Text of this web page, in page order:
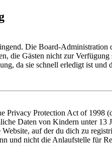
Die Board-Administration
die Gästen nicht zur
da sie schnell erledigt ist und
Privacy Protection Act of 1998
Daten von Kindern unter
auf der du dich zu
und nicht die Anlaufstelle für